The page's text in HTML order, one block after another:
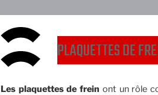
PLAQUETTES DE
Les plaquettes de frein ont un rôle